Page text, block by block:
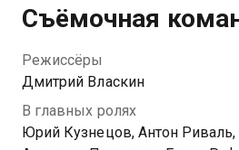
Съёмочная
Режиссёры
Дмитрий Власкин
В главных ролях
Юрий Кузнецов, Антон Риваль,